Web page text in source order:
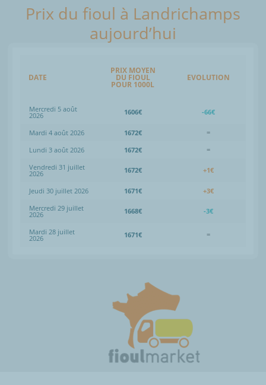
Prix du fioul à Landrichamps
aujourd’hui
DATE
PRIX MOYEN
DU FIOUL
POUR 1000L
EVOLUTION
Mercredi 5 août
2026 1606€ -66€
Mardi 4 août 2026 1672€
=
Lundi 3 août 2026
1672€
=
Vendredi 31 juillet
2026 1672€ +1€
Jeudi 30 juillet 2026 1671€
+3€
Mercredi 29 juillet
2026 1668€ -3€
Mardi 28 juillet
2026 1671€ =